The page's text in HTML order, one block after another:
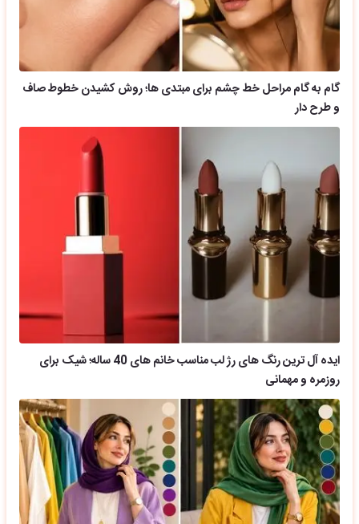
گام به گام مراحل خط چشم برای مبتدی ها؛ روش کشیدن خطوط صاف
و طرح دار
ایده آل ترین رنگ های رژ لب مناسب خانم های 40 ساله؛ شیک برای
روزمره و مهمانی